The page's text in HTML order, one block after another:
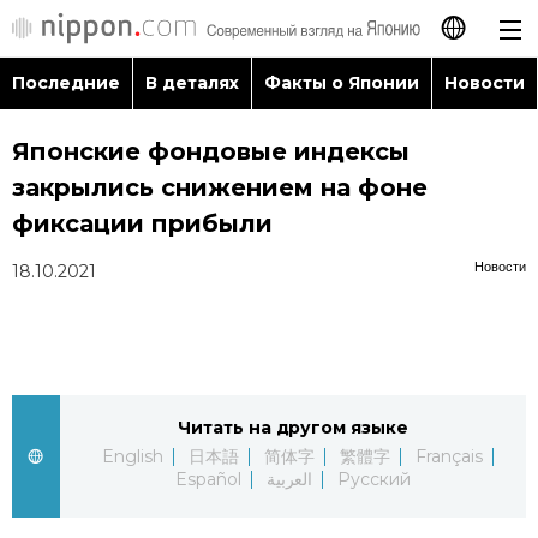
日本語
English
العربية
Последние
Последние В деталях Факты о Японии Новости
Японские фондовые индексы
закрылись снижением на фоне
фиксации прибыли
Новости
18.10.2021
Читать на другом языке
English
日本語 简体字 繁體字
Français
Español
العربية Русский